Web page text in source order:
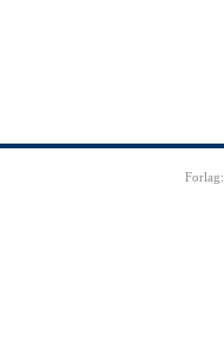
Forlag: